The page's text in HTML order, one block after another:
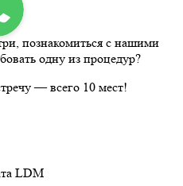
познакомиться с нашими
одну из процедур?
— всего 10 мест!
LDM